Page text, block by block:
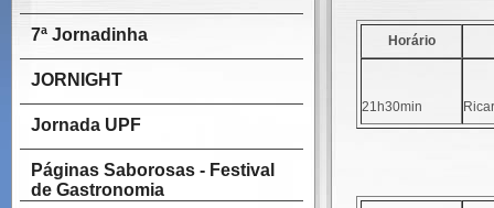
7ª Jornadinha
JORNIGHT
Jornada UPF
Páginas Saborosas - Festival
de Gastronomia
Horário
21h30min